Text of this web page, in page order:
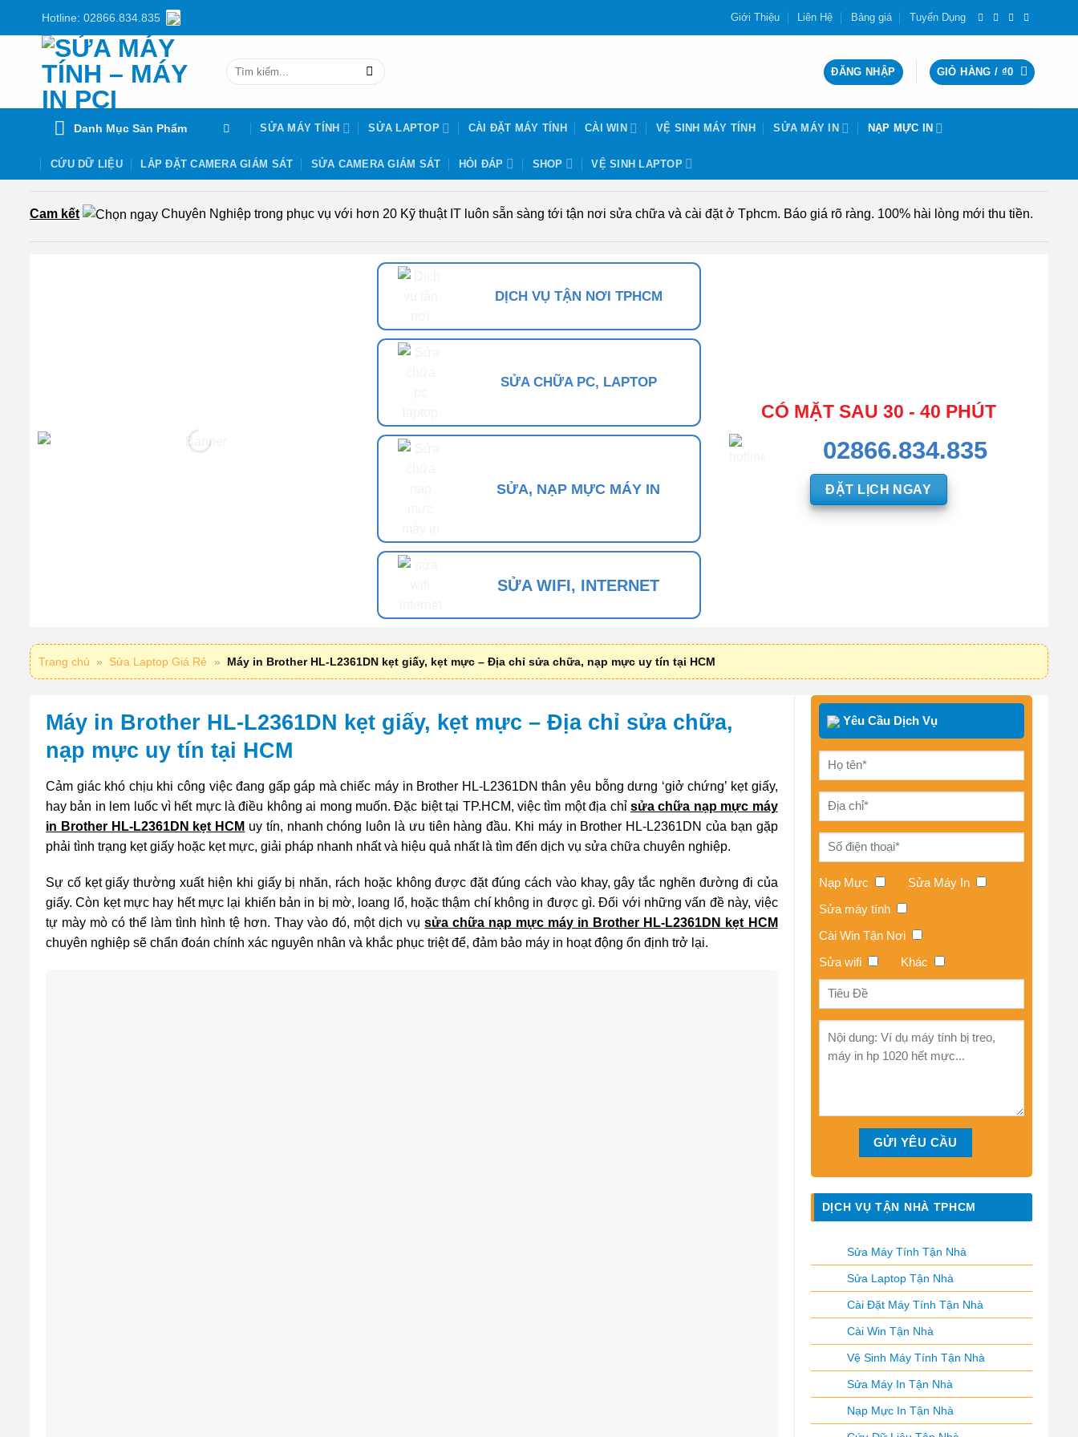
Hotline: 02866.834.835 Giới Thiệu Liên Hệ Bảng giá Tuyển Dụng
Tìm
ĐĂNG NHẬP GIỎ HÀNG / ₫0
Danh Mục Sản Phẩm SỬA MÁY TÍNH SỬA LAPTOP CÀI ĐẶT MÁY TÍNH CÀI WIN VỆ SINH MÁY TÍNH SỬA MÁY IN NẠP MỰC IN
CỨU DỮ LIỆU LẮP ĐẶT CAMERA GIÁM SÁT SỬA CAMERA GIÁM SÁT HỎI ĐÁP SHOP VỆ SINH LAPTOP
Cam kết Chuyên Nghiệp trong phục vụ với hơn 20 Kỹ thuật IT luôn sẵn sàng tới tận nơi sửa chữa và cài đặt ở Tphcm. Báo giá rõ ràng. 100% hài lòng mới thu tiền.
DỊCH VỤ TẬN NƠI TPHCM
SỬA CHỮA PC, LAPTOP
SỬA, NẠP MỰC MÁY IN
SỬA WIFI, INTERNET
CÓ MẶT SAU 30 - 40 PHÚT
02866.834.835
ĐẶT LỊCH NGAY
Trang chủ » Sửa Laptop Giá Rẻ » Máy in Brother HL-L2361DN kẹt giấy, kẹt mực – Địa chỉ sửa chữa, nạp mực uy tín tại HCM
Máy in Brother HL-L2361DN kẹt giấy, kẹt mực – Địa chỉ sửa chữa,
nạp mực uy tín tại HCM
Cảm giác khó chịu khi công việc đang gấp gáp mà chiếc máy in Brother HL-L2361DN thân yêu bỗng dưng ‘giở chứng’ kẹt giấy,
hay bản in lem luốc vì hết mực là điều không ai mong muốn. Đặc biệt tại TP.HCM, việc tìm một địa chỉ sửa chữa nạp mực máy
in Brother HL-L2361DN kẹt HCM uy tín, nhanh chóng luôn là ưu tiên hàng đầu. Khi máy in Brother HL-L2361DN của bạn gặp
phải tình trạng kẹt giấy hoặc kẹt mực, giải pháp nhanh nhất và hiệu quả nhất là tìm đến dịch vụ sửa chữa chuyên nghiệp.
Sự cố kẹt giấy thường xuất hiện khi giấy bị nhăn, rách hoặc không được đặt đúng cách vào khay, gây tắc nghẽn đường đi của
giấy. Còn kẹt mực hay hết mực lại khiến bản in bị mờ, loang lổ, hoặc thậm chí không in được gì. Đối với những vấn đề này, việc
tự mày mò có thể làm tình hình tệ hơn. Thay vào đó, một dịch vụsửa chữa nạp mực máy in Brother HL-L2361DN kẹt HCM
chuyên nghiệp sẽ chẩn đoán chính xác nguyên nhân và khắc phục triệt để, đảm bảo máy in hoạt động ổn định trở lại.
Yêu Cầu Dịch Vụ
Nạp Mực
Sửa Máy In
Sửa máy tính
Cài Win Tận Nơi
Sửa wifi
Khác
DỊCH VỤ TẬN NHÀ TPHCM
Sửa Máy Tính Tận Nhà
Sửa Laptop Tận Nhà
Cài Đặt Máy Tính Tận Nhà
Cài Win Tận Nhà
Vệ Sinh Máy Tính Tận Nhà
Sửa Máy In Tận Nhà
Nạp Mực In Tận Nhà